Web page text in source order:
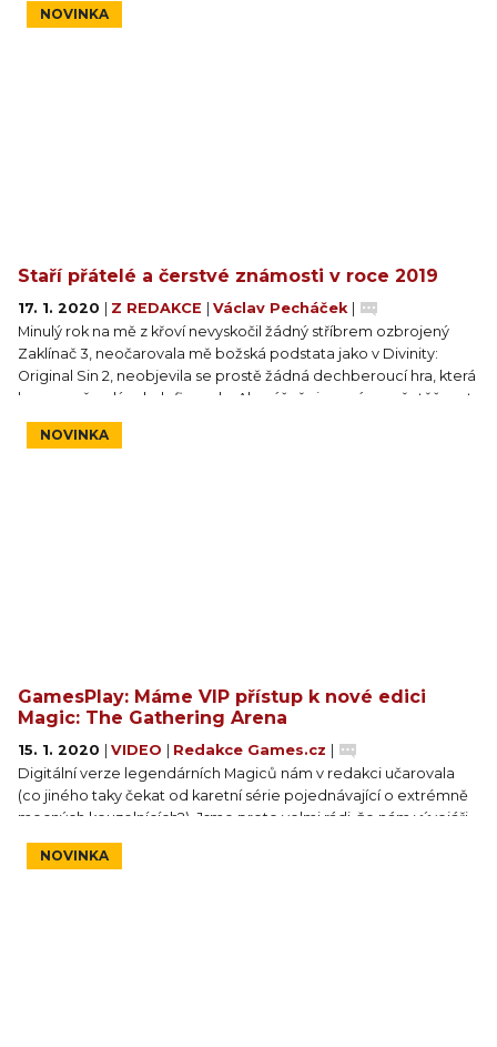
ostatní světem plným zabijáků. Chystá se stolní RPG Dishonored.
NOVINKA
Staří přátelé a čerstvé známosti v roce 2019
17. 1. 2020 | Z REDAKCE | Václav Pecháček |
Minulý rok na mě z křoví nevyskočil žádný stříbrem ozbrojený
Zaklínač 3, neočarovala mě božská podstata jako v Divinity:
Original Sin 2, neobjevila se prostě žádná dechberoucí hra, která
by pro mě celý rok definovala. Ale vážně si nemám nač stěžovat.
Místo toho jsem se setkal se starými známými, se kterými je
vždycky fajn se pobavit, a pak taky s několika úplnými cizinci. Jak
NOVINKA
GamesPlay: Máme VIP přístup k nové edici
Magic: The Gathering Arena
15. 1. 2020 | VIDEO | Redakce Games.cz |
Digitální verze legendárních Magiců nám v redakci učarovala
(co jiného taky čekat od karetní série pojednávající o extrémně
mocných kouzelnících?). Jsme proto velmi rádi, že nám vývojáři
z Wizards of the Coast poskytli VIP přístup k nové edici Theros:
Beyond Death. Pojďte se s námi podívat do fantasy antického
NOVINKA